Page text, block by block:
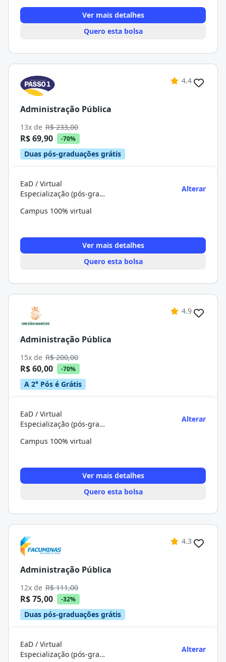
Ver mais detalhes
Quero esta bolsa
4.4
Administração Pública
13x de R$ 233,00
R$ 69,90 -70%
Duas pós-graduações grátis
EaD / Virtual
Especialização (pós-graduação)
Alterar
Campus 100% virtual
Ver mais detalhes
Quero esta bolsa
4.9
Administração Pública
15x de R$ 200,00
R$ 60,00 -70%
A 2° Pós é Grátis
EaD / Virtual
Especialização (pós-graduação)
Alterar
Campus 100% virtual
Ver mais detalhes
Quero esta bolsa
4.3
Administração Pública
12x de R$ 111,00
R$ 75,00 -32%
Duas pós-graduações grátis
EaD / Virtual
Especialização (pós-graduação)
Alterar